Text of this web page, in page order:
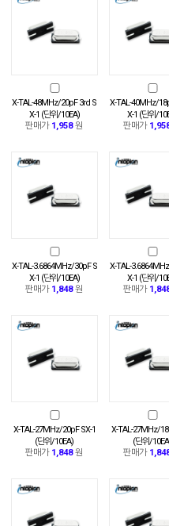
X-TAL-48MHz/20pF 3rd S
X-1 (단위/10EA)
판매가 1,958원
X-TAL-40MHz/
X-1 (단위/
판매가
X-TAL-3.6864MHz/30pF S
X-1 (단위/10EA)
판매가 1,848원
X-TAL-
X-1 (단위/
판매가
X-TAL-27MHz/20pF SX-1
(단위/10EA)
판매가 1,848원
X-TAL-27MHz/
(단위/
판매가